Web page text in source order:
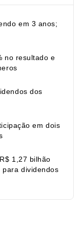
em 3 anos;
no resultado e
dos
em dois
1,27 bilhão
para dividendos